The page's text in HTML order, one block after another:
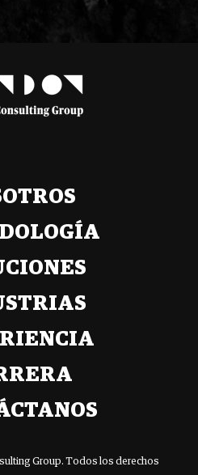
Group. Todos los derechos